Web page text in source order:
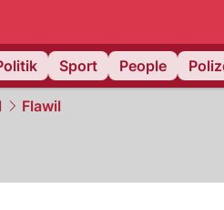
Sport People
Flawil